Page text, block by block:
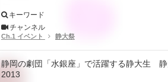
キーワード
チャンネル
Ch.1 イベント 静大祭
静岡の劇団「水銀座」で活躍する静大生 静
2013